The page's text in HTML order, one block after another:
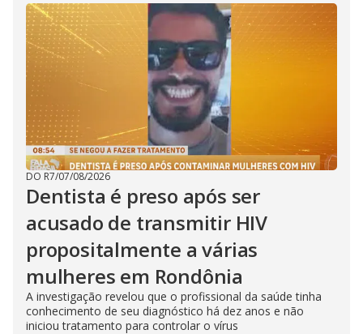
DO R7/07/08/2026
Dentista é preso após ser
acusado de transmitir HIV
propositalmente a várias
mulheres em Rondônia
A investigação revelou que o profissional da saúde tinha
conhecimento de seu diagnóstico há dez anos e não
iniciou tratamento para controlar o vírus